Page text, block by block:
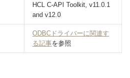
HCL C-API Toolkit, v11.0.1
and v12.0
ODBCドライバーに関連す
る記事を参照